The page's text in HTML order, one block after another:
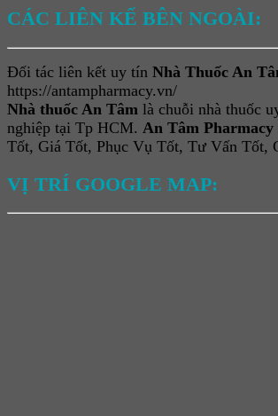
CÁC LIÊN KẾ BÊN NGOÀI:
Đối tác liên kết uy tín Nhà Thuốc An
https://antampharmacy.vn/
Nhà thuốc An Tâm là chuỗi nhà thuốc
nghiệp tại Tp HCM. An Tâm Pharmacy
Tốt, Giá Tốt, Phục Vụ Tốt, Tư Vấn Tốt,
VỊ TRÍ GOOGLE MAP: